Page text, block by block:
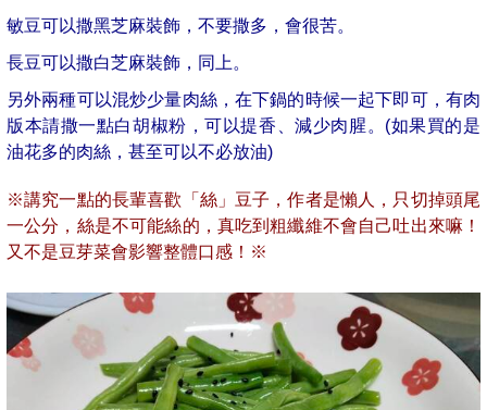
敏豆可以撒黑芝麻裝飾，不要撒多，會很苦。
長豆可以撒白芝麻裝飾，同上。
另外兩種可以混炒少量肉絲，在下鍋的時候一起下即可，有肉
版本請撒一點白胡椒粉，可以提香、減少肉腥。(如果買的是
油花多的肉絲，甚至可以不必放油)
※講究一點的長輩喜歡「絲」豆子，作者是懶人，只切掉頭尾
一公分，絲是不可能絲的，真吃到粗纖維不會自己吐出來嘛！
又不是豆芽菜會影響整體口感！※